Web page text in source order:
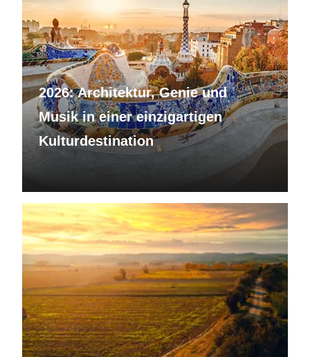
2026: Architektur, Genie und
Musik in einer einzigartigen
Kulturdestination